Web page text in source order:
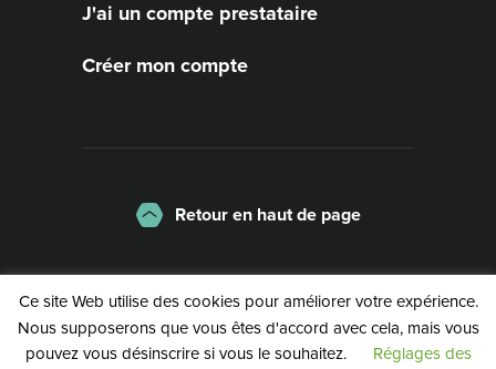
J'ai un compte prestataire
Créer mon compte
Retour en haut de page
La charte
Mentions légales
Politique de confidentialité
Ce site Web utilise des cookies pour améliorer votre expérience.
Nous supposerons que vous êtes d'accord avec cela, mais vous
pouvez vous désinscrire si vous le souhaitez.
Réglages des